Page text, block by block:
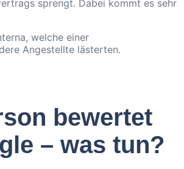
sprengt. Dabei kommt es sehr
welche einer
Angestellte lästerten.
bewertet
– was tun?